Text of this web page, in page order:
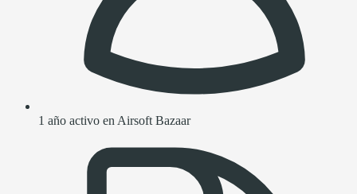
1 año activo en Airsoft Bazaar